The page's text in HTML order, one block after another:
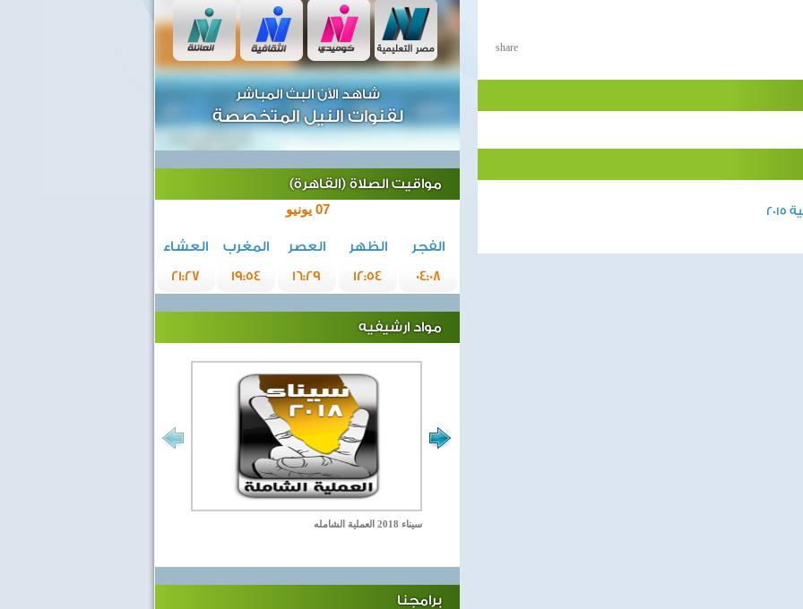
share
شاهد الآن البث المباشر
لقنوات النيل المتخصصة
مواقيت الصلاة (القاهرة)
07 يونيو
الفجر الظهر العصر المغرب
العشاء
04:08
12:54
16:29
19:54
21:27
مواد ارشيفيه
سيناء 2018 العملية الشامله
برامجنا